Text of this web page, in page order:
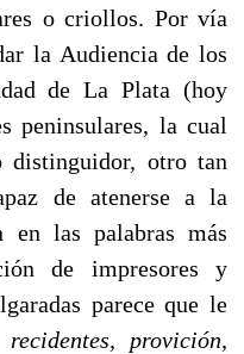
o criollos. Por vía
la Audiencia de los
de La Plata (hoy
peninsulares, la cual
distinguidor, otro tan
de atenerse a la
en las palabras más
de impresores y
parece que le
provición,